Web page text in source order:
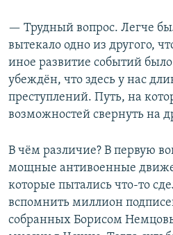
— Трудный вопрос. Легче
вытекало одно из другого,
иное развитие событий
убеждён, что здесь у нас
преступлений. Путь, на
возможностей свернуть на
В чём различие? В первую
мощные антивоенные
которые пытались что-то
вспомнить миллион
собранных Борисом